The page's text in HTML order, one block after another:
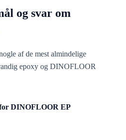
og svar om
af de mest almindelige
epoxy og DINOFLOOR
DINOFLOOR EP